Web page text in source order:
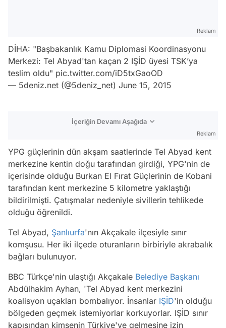
Reklam
DİHA: "Başbakanlık Kamu Diplomasi Koordinasyonu
Merkezi: Tel Abyad'tan kaçan 2 IŞİD üyesi TSK’ya
teslim oldu" pic.twitter.com/iD5txGaoOD
— 5deniz.net (@5deniz_net) June 15, 2015
İçeriğin Devamı Aşağıda
Reklam
YPG güçlerinin dün akşam saatlerinde Tel Abyad kent
merkezine kentin doğu tarafından girdiği, YPG'nin de
içerisinde olduğu Burkan El Fırat Güçlerinin de Kobani
tarafından kent merkezine 5 kilometre yaklaştığı
bildirilmişti. Çatışmalar nedeniyle sivillerin tehlikede
olduğu öğrenildi.
Tel Abyad, Şanlıurfa'nın Akçakale ilçesiyle sınır
komşusu. Her iki ilçede oturanların birbiriyle akrabalık
bağları bulunuyor.
BBC Türkçe'nin ulaştığı Akçakale Belediye Başkanı
Abdülhakim Ayhan, 'Tel Abyad kent merkezini
koalisyon uçakları bombalıyor. İnsanlar IŞİD'in olduğu
bölgeden geçmek istemiyorlar korkuyorlar. IŞİD sınır
kapısından kimsenin Türkiye'ye gelmesine izin